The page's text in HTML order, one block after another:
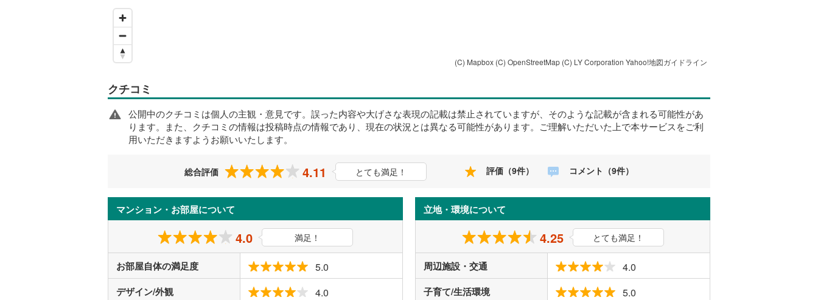
(C) Mapbox (C) OpenStreetMap (C) LY Corporation Yahoo!地図ガイドライン
クチコミ
公開中のクチコミは個人の主観・意見です。誤った内容や大げさな表現の記載は禁止されていますが、そのような記載が含まれる可能性があ
ります。また、クチコミの情報は投稿時点の情報であり、現在の状況とは異なる可能性があります。ご理解いただいた上で本サービスをご利
用いただきますようお願いいたします。
総合評価 4.11 とても満足！ 評価（9件） コメント（9件）
マンション・お部屋について
4.0 満足！
お部屋自体の満足度 5.0
デザイン/外観 4.0
立地・環境について
4.25 とても満足！
周辺施設・交通 4.0
子育て/生活環境 5.0